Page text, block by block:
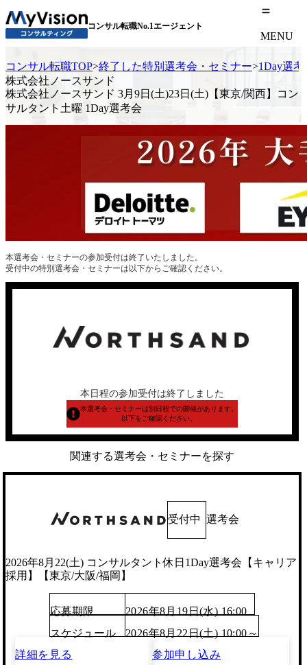
コンサル転職No.1エージェント
MENU
コンサル転職TOP>終了した特別選考会・セミナー>1Day選考
株式会社ノースサンド
株式会社ノースサンド 3月9日(土)23日(土)【東京/関西】コン
サルタント土曜 1Day選考会
本選考会・セミナーの参加受付は終了いたしました。
受付中の特別選考会・セミナーは以下からご確認ください。
本日程の参加受付は終了しました
本選考会・セミナーは別日程での開催があります。
以下をご確認ください。
関連する選考会・セミナーを探す
受付中 選考会
2026年8月22(土) コンサルタント休日1Day選考会【キャリア
採用】【東京/大阪/福岡】
応募期限
2026年8月19日(水) 16:00
スケジュール
2026年8月22日(土) 10:00～
詳細を見る
参加申し込み